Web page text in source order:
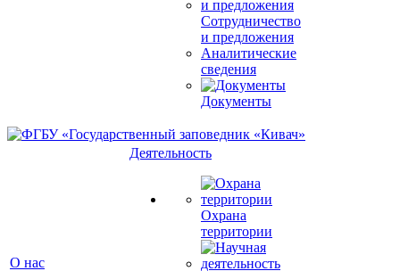
Сотрудничество
и предложения
Аналитические
сведения
Документы
О нас
Деятельность
Охрана
территории